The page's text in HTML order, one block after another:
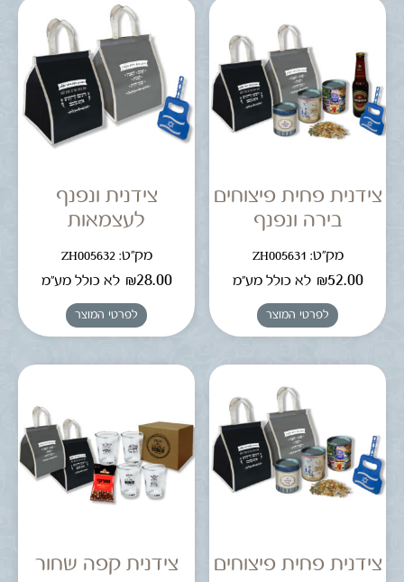
צידנית פחית פיצוחים
בירה ונפנף
מק"ט: ZH005631
₪52.00 לא כולל מע"מ
לפרטי המוצר
צידנית ונפנף
לעצמאות
מק"ט: ZH005632
₪28.00 לא כולל מע"מ
לפרטי המוצר
צידנית פחית פיצוחים
צידנית קפה שחור